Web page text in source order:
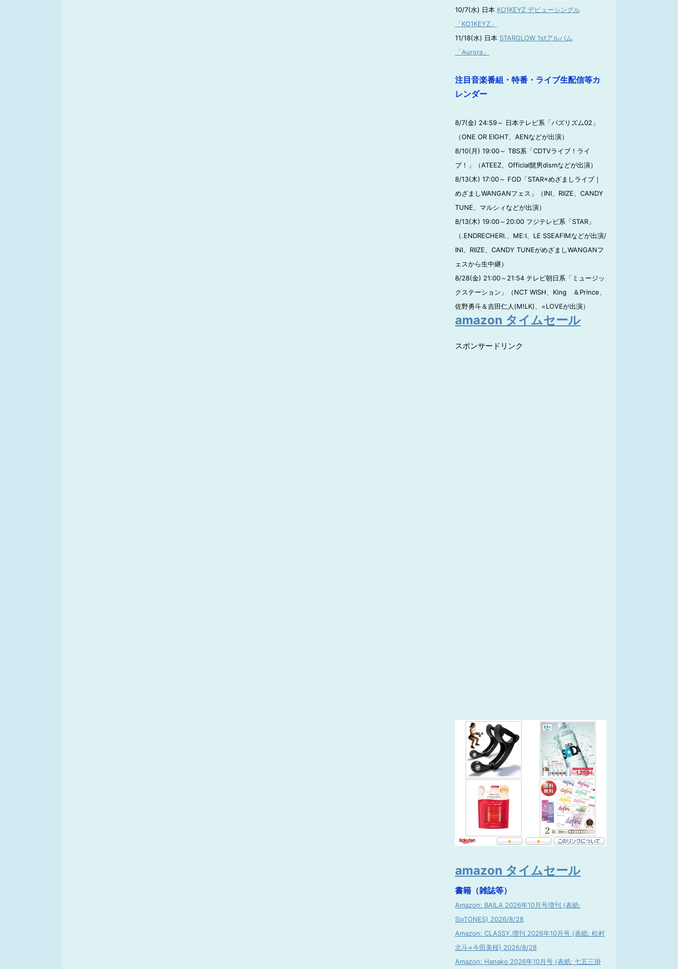
10/7(水) 日本 KO1KEYZ デビューシングル
「KO1KEYZ」
11/18(水) 日本 STARGLOW 1stアルバム
「Aurora」
注目音楽番組・特番・ライブ生配信等カ
レンダー
8/7(金) 24:59～ 日本テレビ系「バズリズム02」
（ONE OR EIGHT、AENなどが出演）
8/10(月) 19:00～ TBS系「CDTVライブ！ライ
ブ！」（ATEEZ、Official髭男dismなどが出演）
8/13(木) 17:00～ FOD「STAR×めざましライブ｜
めざましWANGANフェス」（INI、RIIZE、CANDY
TUNE、マルシィなどが出演）
8/13(木) 19:00～20:00 フジテレビ系「STAR」
（.ENDRECHERI.、ME:I、LE SSEAFIMなどが出演/
INI、RIIZE、CANDY TUNEがめざましWANGANフ
ェスから生中継）
8/28(金) 21:00～21:54 テレビ朝日系「ミュージッ
クステーション」（NCT WISH、King ＆Prince、
佐野勇斗＆吉田仁人(M!LK)、=LOVEが出演）
amazon タイムセール
スポンサードリンク
amazon タイムセール
書籍（雑誌等）
Amazon: BAILA 2026年10月号増刊 (表紙:
SixTONES) 2026/8/28
Amazon: CLASSY.増刊 2026年10月号 (表紙: 松村
北斗×今田美桜) 2026/8/28
Amazon: Hanako 2026年10月号 (表紙: 七五三掛